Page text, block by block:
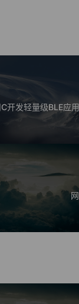
开发轻量级BLE应用